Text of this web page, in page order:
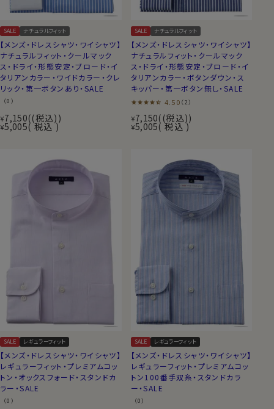
SALE ナチュラルフィット
【メンズ・ドレスシャツ・ワイシャツ】
ナチュラルフィット・クールマック
ス・ドライ・形態安定・ブロード・イ
タリアンカラー・ワイドカラー・クレ
リック・第一ボタンあり・SALE
（0）
¥7,150 (税込)
¥5,005 税込
SALE ナチュラルフィット
【メンズ・ドレスシャツ・ワイシャツ】
ナチュラルフィット・クールマック
ス・ドライ・形態安定・ブロード・イ
タリアンカラー・ボタンダウン・ス
キッパー・第一ボタン無し・SALE
4.50 （2）
¥7,150 (税込)
¥5,005 税込
SALE レギュラーフィット
【メンズ・ドレスシャツ・ワイシャツ】
レギュラーフィット・プレミアムコッ
トン・オックスフォード・スタンドカ
ラー・SALE
（0）
SALE レギュラーフィット
【メンズ・ドレスシャツ・ワイシャツ】
レギュラーフィット・プレミアムコッ
トン100番手双糸・スタンドカラ
ー・SALE
（0）